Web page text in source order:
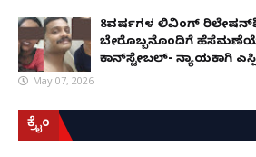
8ವರ್ಷಗಳ ಲಿವಿಂಗ್‌
ಬೇರೊಬ್ಬನೊಂದಿಗೆ
ಕಾನ್‌ಸ್ಟೇಬಲ್- ನ್ಯಾಯಕ್ಕಾಗಿ
May 07, 2026
ಕ್ರೈಂ